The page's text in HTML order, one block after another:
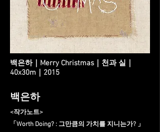
백은하｜Merry Christmas｜천과 실｜
40x30m｜2015
백은하
<작가노트>
「Worth Doing? : 그만큼의 가치를 지니는가? 」